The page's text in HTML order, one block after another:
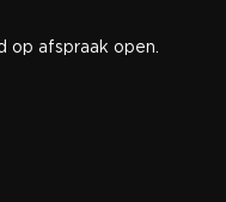
op afspraak open.